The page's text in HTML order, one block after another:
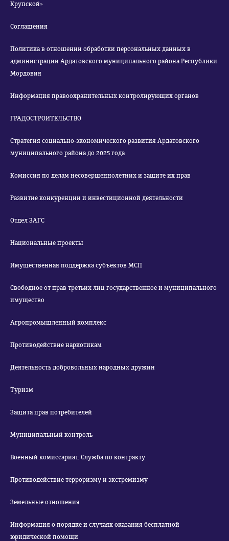
Крупской»
Соглашения
Политика в отношении обработки персональных данных в
администрации Ардатовского муниципального района Республики
Мордовия
Информация правоохранительных контролирующих органов
ГРАДОСТРОИТЕЛЬСТВО
Стратегия социально-экономического развития Ардатовского
муниципального района до 2025 года
Комиссия по делам несовершеннолетних и защите их прав
Развитие конкуренции и инвестиционной деятельности
Отдел ЗАГС
Национальные проекты
Имущественная поддержка субъектов МСП
Свободное от прав третьих лиц государственное и муниципального
имущество
Агропромышленный комплекс
Противодействие наркотикам
Деятельность добровольных народных дружин
Туризм
Защита прав потребителей
Муниципальный контроль
Военный комиссариат. Служба по контракту
Противодействие терроризму и экстремизму
Земельные отношения
Информация о порядке и случаях оказания бесплатной
юридической помощи